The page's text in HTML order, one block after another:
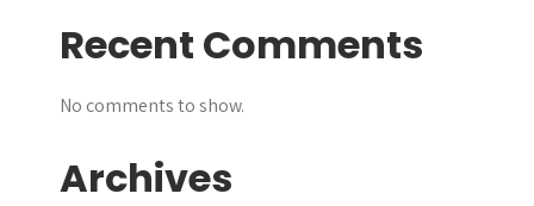
Recent Comments
No comments to show.
Archives